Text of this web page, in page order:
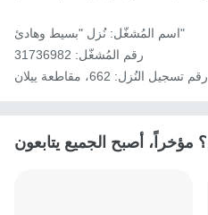
اسم المُشغّل: نُزل "بسيط وهادئ"
رقم المُشغّل: 31736982
رقم تسجيل النُزل: 662، مقاطعة ييلان